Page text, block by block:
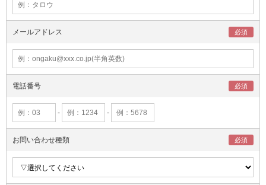
メールアドレス
電話番号
- -
お問い合わせ種類